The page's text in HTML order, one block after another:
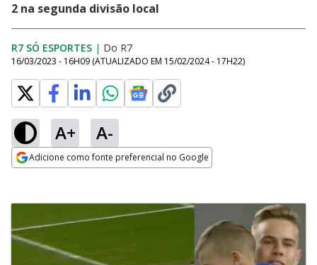
2 na segunda divisão local
R7 SÓ ESPORTES | Do R7
16/03/2023 - 16H09 (ATUALIZADO EM 15/02/2024 - 17H22)
A+ A-
Adicione como fonte preferencial no Google